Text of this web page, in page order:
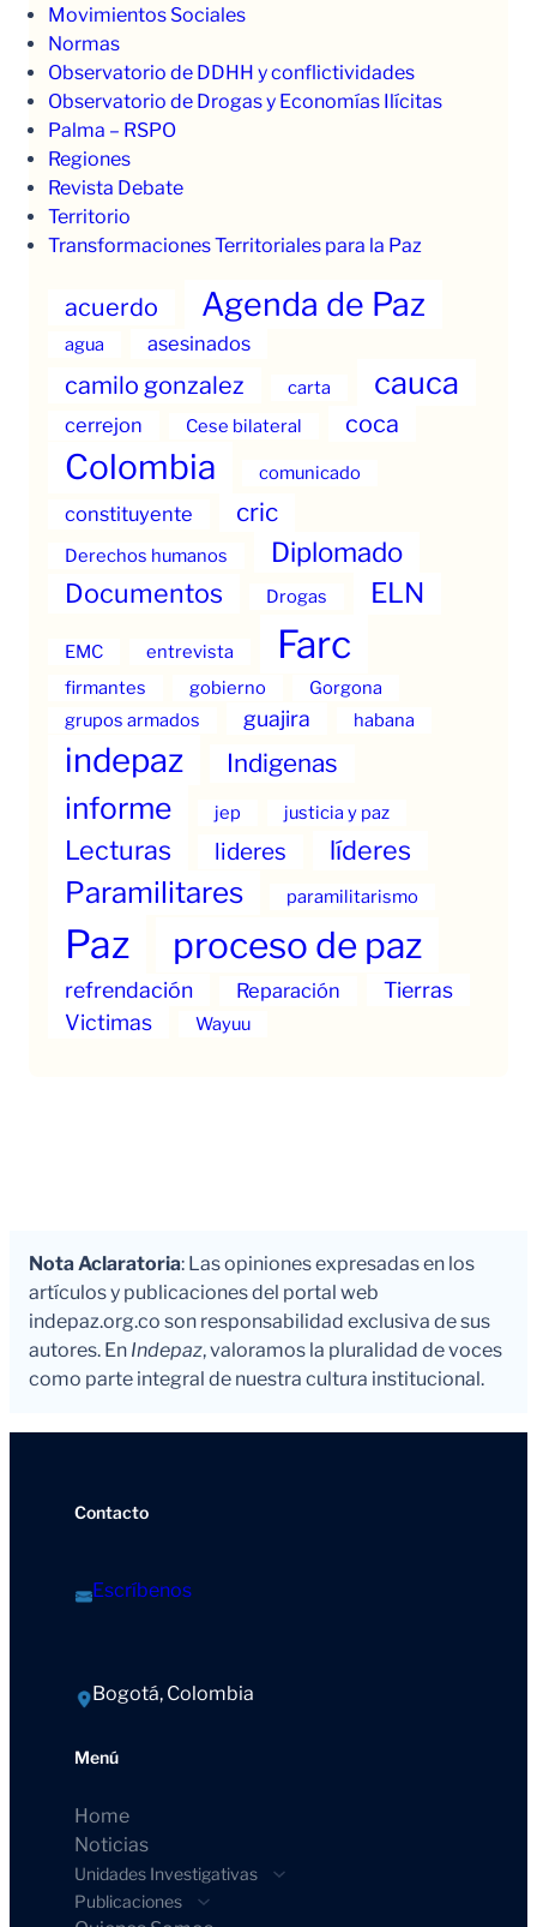
Movimientos Sociales
Normas
Observatorio de DDHH y conflictividades
Observatorio de Drogas y Economías Ilícitas
Palma – RSPO
Regiones
Revista Debate
Territorio
Transformaciones Territoriales para la Paz
acuerdo Agenda de Paz
agua asesinados
camilo gonzalez carta cauca
cerrejon Cese bilateral coca
Colombia comunicado
constituyente cric
Derechos humanos Diplomado
Documentos Drogas ELN
EMC entrevista Farc
firmantes gobierno
Gorgona
grupos armados
guajira habana
indepaz Indigenas
informe jep justicia y paz
Lecturas lideres líderes
Paramilitares paramilitarismo
Paz proceso de paz
refrendación Reparación
Tierras
Victimas
Wayuu
Nota Aclaratoria: Las opiniones expresadas en los
artículos y publicaciones del portal web
indepaz.org.co son responsabilidad exclusiva de sus
autores. En Indepaz, valoramos la pluralidad de voces
como parte integral de nuestra cultura institucional.
Contacto
Escríbenos
Bogotá, Colombia
Menú
Home
Noticias
Unidades Investigativas
Publicaciones